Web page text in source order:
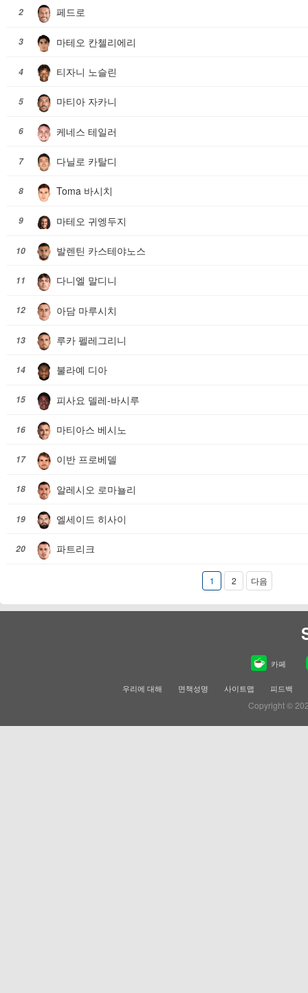
2 페드로
3 마테오 칸첼리에리
4 티자니 노슬린
5 마티아 자카니
6 케네스 테일러
7 다닐로 카탈디
8 Toma 바시치
9 마테오 귀엥두지
10 발렌틴 카스테야노스
11 다니엘 말디니
12 아담 마루시치
13 루카 펠레그리니
14 불라예 디아
15 피사요 델레-바시루
16 마티아스 베시노
17 이반 프로베델
18 알레시오 로마뇰리
19 엘세이드 히사이
20 파트리크
1 2 다음
카페
우리에 대해 면책성명 사이트맵 피드백
Copyright ©